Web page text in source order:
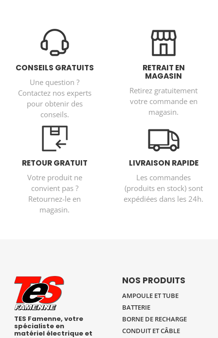
CONSEILS GRATUITS
Une question ?
Contactez nos experts
pour obtenir des
conseils.
RETRAIT EN
MAGASIN
Retirez gratuitement
votre commande en
magasin.
RETOUR GRATUIT
Votre produit ne
convient pas ?
Retournez-le en
magasin.
LIVRAISON RAPIDE
Les commandes
(produits en stock) sont
expédiées dans les 24h.
TES Famenne, votre
spécialiste en
matériel électrique et
NOS PRODUITS
AMPOULE ET TUBE
BATTERIE
BORNE DE RECHARGE
CONDUIT ET CÂBLE